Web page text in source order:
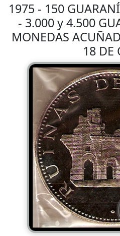
1975 - 150
- 3.000 y 4.500
MONEDAS
18 DE